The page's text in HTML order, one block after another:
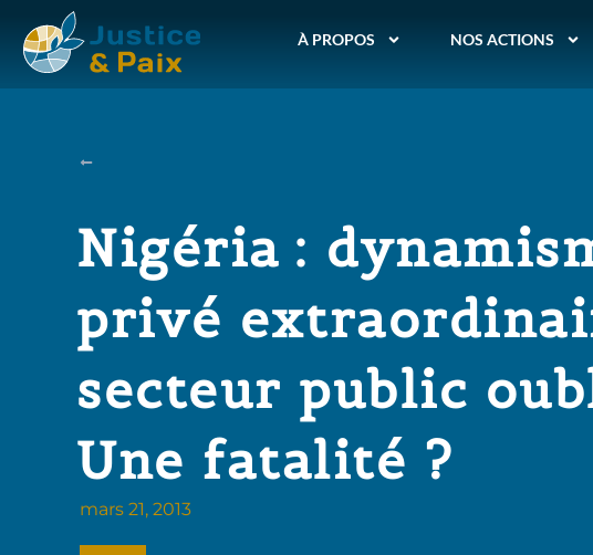
À PROPOS NOS ACTIONS
Nigéria :
privé
secteur public
Une fatalité ?
mars 21, 2013